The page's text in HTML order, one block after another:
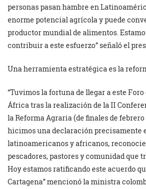
personas pasan hambre en
enorme potencial agrícola y puede
productor mundial de alimentos.
contribuir a este esfuerzo” señaló el
Una herramienta estratégica es la
“Tuvimos la fortuna de llegar a este Foro
África tras la realización de la II
la Reforma Agraria (de finales de febrero
hicimos una declaración precisamente
latinoamericanos y africanos,
pescadores, pastores y comunidad que
Hoy estamos ratificando este acuerdo
Cartagena” mencionó la ministra